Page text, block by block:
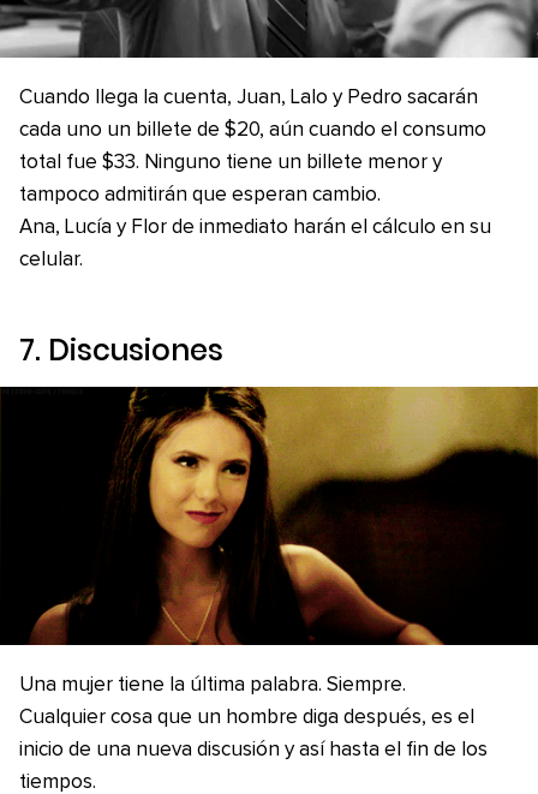
Cuando llega la cuenta, Juan, Lalo y Pedro sacarán
cada uno un billete de $20, aún cuando el consumo
total fue $33. Ninguno tiene un billete menor y
tampoco admitirán que esperan cambio.
Ana, Lucía y Flor de inmediato harán el cálculo en su
celular.
7. Discusiones
Una mujer tiene la última palabra. Siempre.
Cualquier cosa que un hombre diga después, es el
inicio de una nueva discusión y así hasta el fin de los
tiempos.